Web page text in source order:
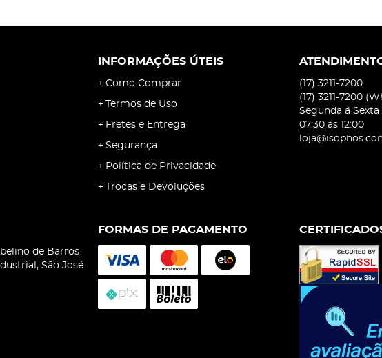
INFORMAÇÕES ÚTEIS
Como Comprar
Termos de Uso
Fretes e Entrega
Segurança
Política de Privacidade
Trocas e Devoluções
(17) 3211-7200
(17) 3211-7200
Segunda á Sexta
07:30 ás 12:00
de Barros
São José
FORMAS DE PAGAMENTO